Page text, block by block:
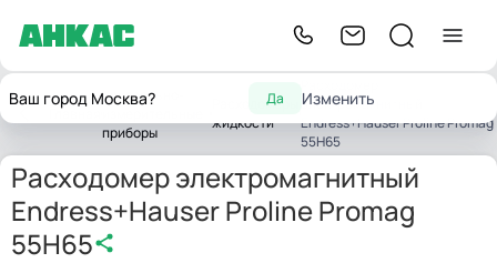
Ваш город Москва? Да Изменить
Главная
Контрольно-
приборы
Расходомеры
жидкости
электромагнитный
Endress+Hauser Proline Promag
55H65
Расходомер электромагнитный
Endress+Hauser Proline Promag
55H65